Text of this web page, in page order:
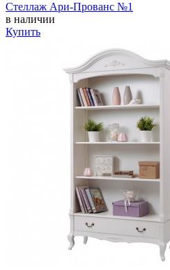
Стеллаж Ари-Прованс №1
в наличии
Купить